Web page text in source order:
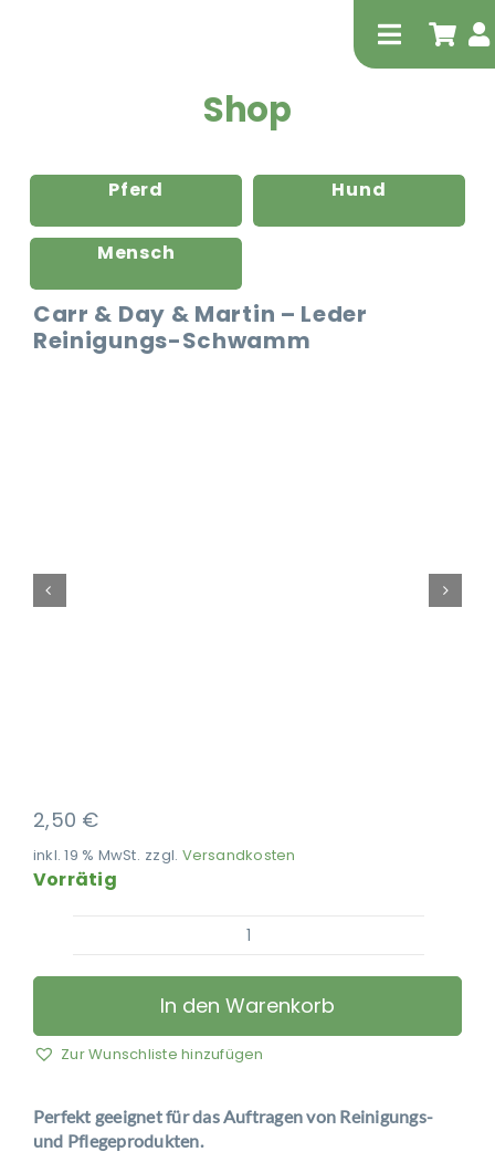
Toggle
Shop
Pferd Hund
Mensch
Carr & Day & Martin – Leder
Reinigungs-Schwamm
2,50 €
inkl. 19 % MwSt. zzgl. Versandkosten
Vorrätig
Carr
&
Day
Martin
Leder
Reinigungs-
In den Warenkorb
Zur Wunschliste hinzufügen
Perfekt geeignet für das Auftragen von Reinigungs-
und Pflegeprodukten.